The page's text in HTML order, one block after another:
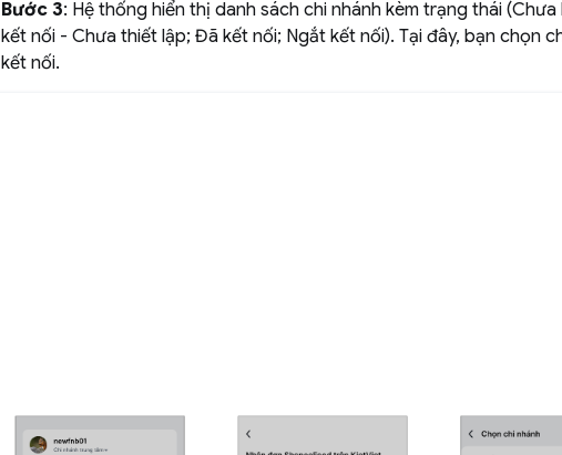
Bước 3: Hệ thống hiển thị danh sách chi nhánh kèm trạng thái
kết nối - Chưa thiết lập; Đã kết nối; Ngắt kết nối). Tại đây, bạn chọn
kết nối.